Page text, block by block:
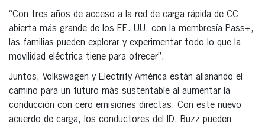
“Con tres años de acceso a la red de carga rápida de CC
abierta más grande de los EE. UU. con la membresía Pass+,
las familias pueden explorar y experimentar todo lo que la
movilidad eléctrica tiene para ofrecer”.
Juntos, Volkswagen y Electrify América están allanando el
camino para un futuro más sustentable al aumentar la
conducción con cero emisiones directas. Con este nuevo
acuerdo de carga, los conductores del ID. Buzz pueden